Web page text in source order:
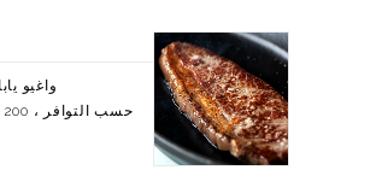
واغيو
حسب التوافر ، 200 جرام كحد أدنى